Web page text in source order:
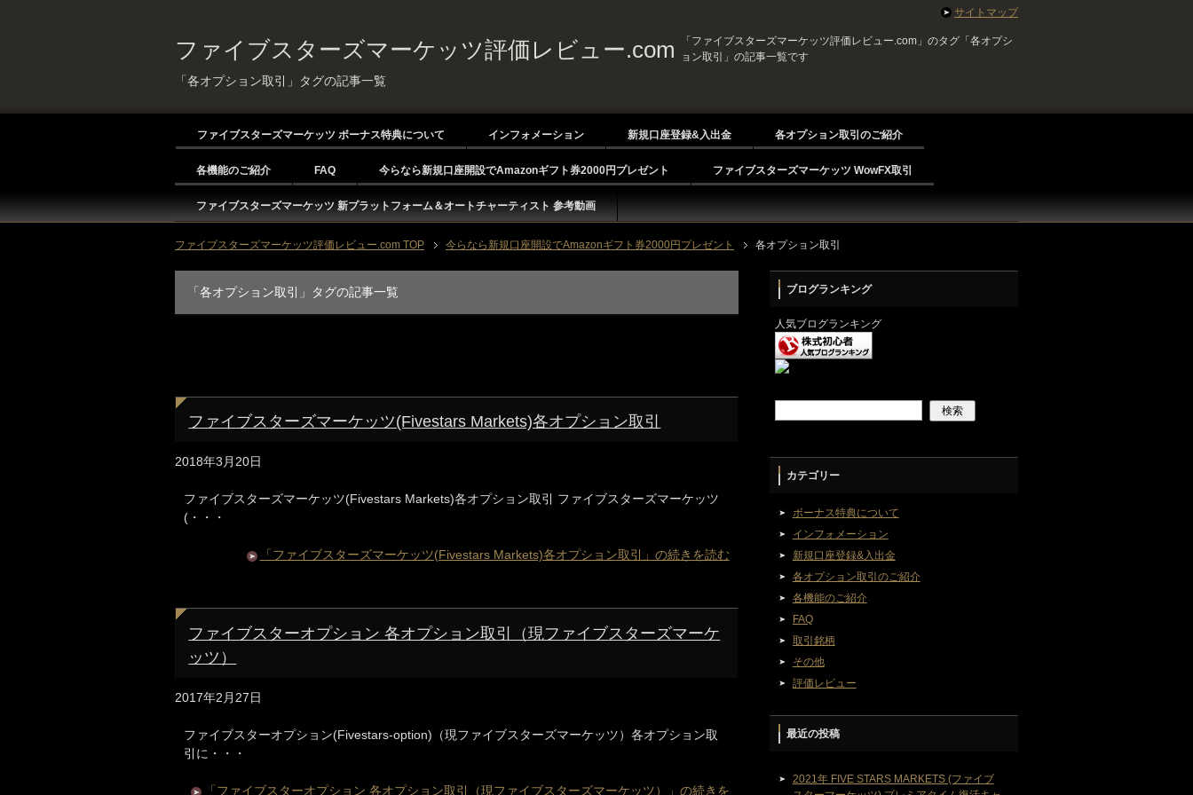
ファイブスターズマーケッツ評価レビュー.com
「各オプション取引」タグの記事一覧
「ファイブスターズマーケッツ評価レビュー.com」のタグ「各オプシ
ョン取引」の記事一覧です
ファイブスターズマーケッツ ボーナス特典について インフォメーション 新規口座登録&入出金 各オプション取引のご紹介
各機能のご紹介 FAQ 今らなら新規口座開設でAmazonギフト券2000円プレゼント ファイブスターズマーケッツ WowFX取引
ファイブスターズマーケッツ 新プラットフォーム＆オートチャーティスト 参考動画
ファイブスターズマーケッツ評価レビュー.com TOP 今らなら新規口座開設でAmazonギフト券2000円プレゼント 各オプション取引
「各オプション取引」タグの記事一覧
ファイブスターズマーケッツ(Fivestars Markets)各オプション取引
2018年3月20日
ファイブスターズマーケッツ(Fivestars Markets)各オプション取引 ファイブスターズマーケッツ
(・・・
「ファイブスターズマーケッツ(Fivestars Markets)各オプション取引」の続きを読む
ファイブスターオプション 各オプション取引（現ファイブスターズマーケ
ッツ）
2017年2月27日
ファイブスターオプション(Fivestars-option)（現ファイブスターズマーケッツ）各オプション取
引に・・・
「ファイブスターオプション 各オプション取引（現ファイブスターズマーケッツ）」の続きを
ブログランキング
人気ブログランキング
カテゴリー
ボーナス特典について
インフォメーション
新規口座登録&入出金
各オプション取引のご紹介
各機能のご紹介
FAQ
取引銘柄
その他
評価レビュー
最近の投稿
2021年 FIVE STARS MARKETS (ファイブ
サイトマップ